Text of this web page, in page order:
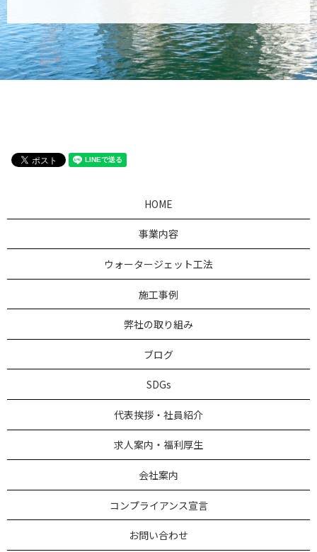
HOME
事業内容
ウォータージェット工法
施工事例
弊社の取り組み
ブログ
SDGs
代表挨拶・社員紹介
求人案内・福利厚生
会社案内
コンプライアンス宣言
お問い合わせ